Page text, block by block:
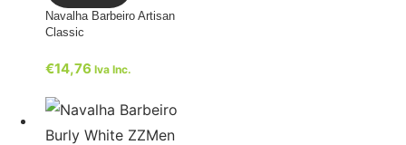
Navalha Barbeiro Artisan
Classic
€14,76 Iva Inc.